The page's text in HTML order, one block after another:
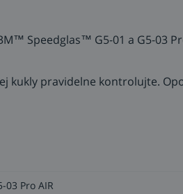
Speedglas™ G5-01 a G5-03
kukly pravidelne kontrolujte.
03 Pro AIR